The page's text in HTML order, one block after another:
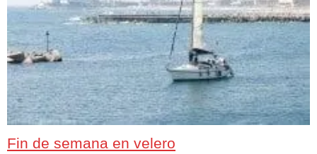
Fin de semana en velero